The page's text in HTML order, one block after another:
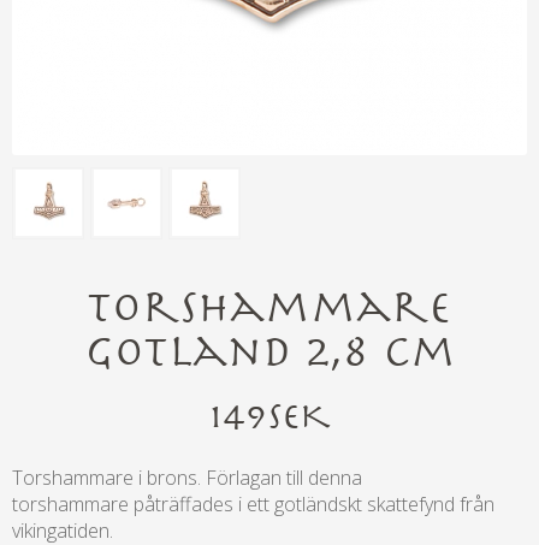
Torshammare
Gotland 2,8 cm
149SEK
Torshammare i brons. Förlagan till denna
torshammare påträffades i ett gotländskt skattefynd från
vikingatiden.